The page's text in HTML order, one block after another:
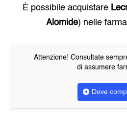
È possibile acquistare
Alomide) nelle
Attenzione! Consultate
di assumere
Dove